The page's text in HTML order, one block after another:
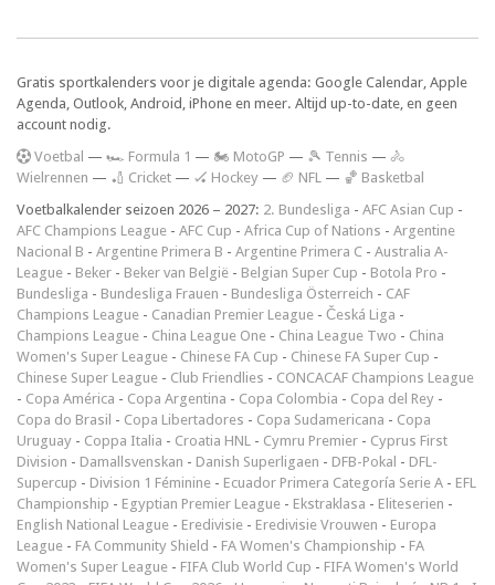
Gratis sportkalenders voor je digitale agenda: Google Calendar, Apple
Agenda, Outlook, Android, iPhone en meer. Altijd up-to-date, en geen
account nodig.
Voetbal — 🏎️ Formula 1 — 🏍 MotoGP — 🎾 Tennis — 🚴
Wielrennen — 🏏 Cricket — 🏑 Hockey — 🏈 NFL — 🏀 Basketbal
Voetbalkalender seizoen 2026 – 2027: 2. Bundesliga - AFC Asian Cup -
AFC Champions League - AFC Cup - Africa Cup of Nations - Argentine
Nacional B - Argentine Primera B - Argentine Primera C - Australia A-
League - Beker - Beker van België - Belgian Super Cup - Botola Pro -
Bundesliga - Bundesliga Frauen - Bundesliga Österreich - CAF
Champions League - Canadian Premier League - Česká Liga -
Champions League - China League One - China League Two - China
Women's Super League - Chinese FA Cup - Chinese FA Super Cup -
Chinese Super League - Club Friendlies - CONCACAF Champions League
- Copa América - Copa Argentina - Copa Colombia - Copa del Rey -
Copa do Brasil - Copa Libertadores - Copa Sudamericana - Copa
Uruguay - Coppa Italia - Croatia HNL - Cymru Premier - Cyprus First
Division - Damallsvenskan - Danish Superligaen - DFB-Pokal - DFL-
Supercup - Division 1 Féminine - Ecuador Primera Categoría Serie A - EFL
Championship - Egyptian Premier League - Ekstraklasa - Eliteserien -
English National League - Eredivisie - Eredivisie Vrouwen - Europa
League - FA Community Shield - FA Women's Championship - FA
Women's Super League - FIFA Club World Cup - FIFA Women's World